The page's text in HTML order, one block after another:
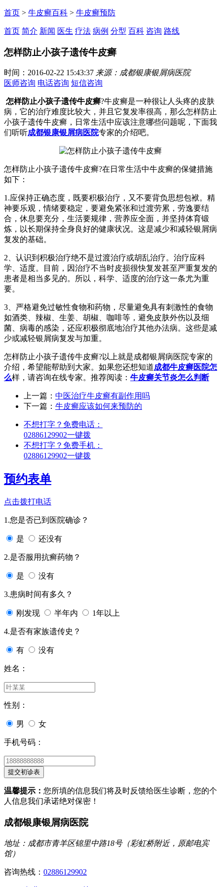
首页 > 牛皮癣百科 > 牛皮癣预防
首页 简介 新闻 医生 疗法 病例 分型 百科 咨询 路线
怎样防止小孩子遗传牛皮癣
时间：2016-02-22 15:43:37 来源：成都银康银屑病医院
医师咨询 电话咨询 短信咨询
怎样防止小孩子遗传牛皮癣?牛皮癣是一种很让人头疼的皮肤
病，它的治疗难度比较大，并且它复发率很高，那么怎样防止
小孩子遗传牛皮癣，日常生活中应该注意哪些问题呢，下面我
们听听成都银康银屑病医院专家的介绍吧。
怎样防止小孩子遗传牛皮癣?在日常生活中牛皮癣的保健措施
如下：
1.应保持正确态度，既要积极治疗，又不要背负思想包袱。精
神要乐观，情绪要稳定，要避免紧张和过渡劳累，劳逸要结
合，休息要充分，生活要规律，营养应全面，并坚持体育锻
炼，以长期保持全身良好的健康状况。这是减少和减轻银屑病
复发的基础。
2、认识到积极治疗绝不是过渡治疗或胡乱治疗。治疗应科
学、适度。目前，因治疗不当时皮损很快复发甚至严重复发的
患者是相当多见的。所以，科学、适度的治疗这一条尤为重
要。
3、严格避免过敏性食物和药物，尽量避免具有刺激性的食物
如酒类、辣椒、生姜、胡椒、咖啡等，避免皮肤外伤以及细
菌、病毒的感染，还应积极彻底地治疗其他办法病。这些是减
少或减轻银屑病复发与加重。
怎样防止小孩子遗传牛皮癣?以上就是成都银屑病医院专家的
介绍，希望能帮助到大家。如果您还想知道成都牛皮癣医院怎
么样，请咨询在线专家。推荐阅读： 牛皮癣关节炎怎么判断
上一篇： 中医治疗牛皮癣有副作用吗
下一篇： 牛皮癣应该如何来预防的
不想打字？免费电话：
02886129902一键拨
不想打字？免费手机：
02886129902一键拨
预约表单
点击拨打电话
1.您是否已到医院确诊？
是 还没有
2.是否服用抗癣药物？
是 没有
3.患病时间有多久？
刚发现 半年内 1年以上
4.是否有家族遗传史？
有 没有
姓名：
性别：
男 女
手机号码：
温馨提示： 您所填的信息我们将及时反馈给医生诊断，您的个
人信息我们承诺绝对保密！
成都银康银屑病医院
地址：成都市青羊区锦里中路18号（彩虹桥附近，原邮电宾
馆）
咨询热线： 02886129902